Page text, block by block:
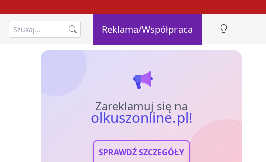
Reklama/Współpraca
Zareklamuj się na
olkuszonline.pl!
SPRAWDŹ SZCZEGÓŁY